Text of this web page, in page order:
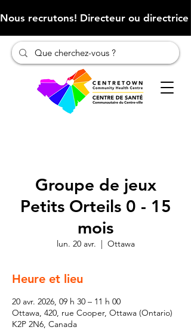
Nous recrutons! Directeur ou
Groupe de jeux
Petits Orteils 0 - 15
mois
lun. 20 avr.
  |
Ottawa
Heure et lieu
20 avr. 2026, 09 h 30 – 11 h 00
Ottawa, 420, rue Cooper, Ottawa (Ontario)
K2P 2N6, Canada